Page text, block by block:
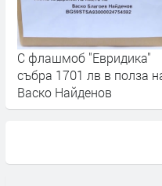
С флашмоб "Евридика"
събра 1701 лв в полза
Васко Найденов